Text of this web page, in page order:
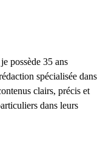
possède 35 ans
spécialisée dans
clairs, précis et
dans leurs